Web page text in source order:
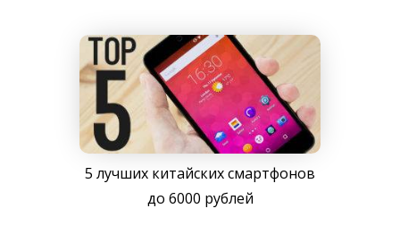
5 лучших китайских смартфонов
до 6000 рублей